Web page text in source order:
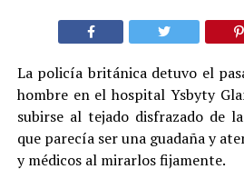
La policía británica detuvo el
hombre en el hospital Ysbyty
subirse al tejado disfrazado de
que parecía ser una guadaña y
y médicos al mirarlos fijamente.